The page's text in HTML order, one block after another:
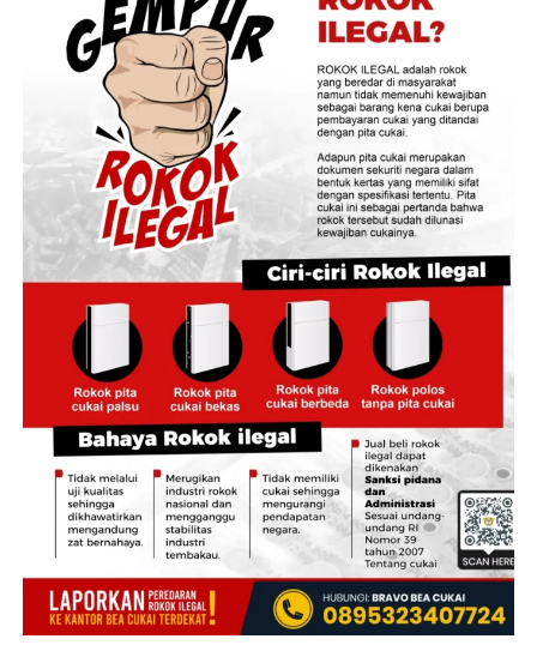
selesai dilakukan, Peta Bidang Tanah (PBT) harus
diselesaikan maksimal dalam waktu lima hari.
Berdasarkan hasil evaluasi, rata-rata masa tunggu
layanan pengukuran secara nasional telah berada di
bawah target maksimal tujuh hari. Namun, masih
terdapat sekitar 10 Kantor Pertanahan yang belum
memenuhi target tersebut dan akan diperkuat dengan
penambahan sumber daya manusia. Sementara itu, rata-
rata durasi penyelesaian hasil pengukuran secara
nasional tercatat 6,2 hari dan akan terus didorong agar
mencapai target lima hari.
“Target kami masa tunggunya paling lama tujuh hari,
sedangkan setelah dikerjakan target penyelesaiannya
lima hari. Yang belum memenuhi target akan kami
dorong dengan penambahan petugas agar pelayanan
semakin baik,” kata Menteri Nusron.
Menteri Nusron menegaskan, transformasi layanan ini
bertujuan memberikan kepastian kepada masyarakat
dalam memperoleh pelayanan pertanahan. Evaluasi
terhadap pelaksanaan pengukuran terjadwal akan